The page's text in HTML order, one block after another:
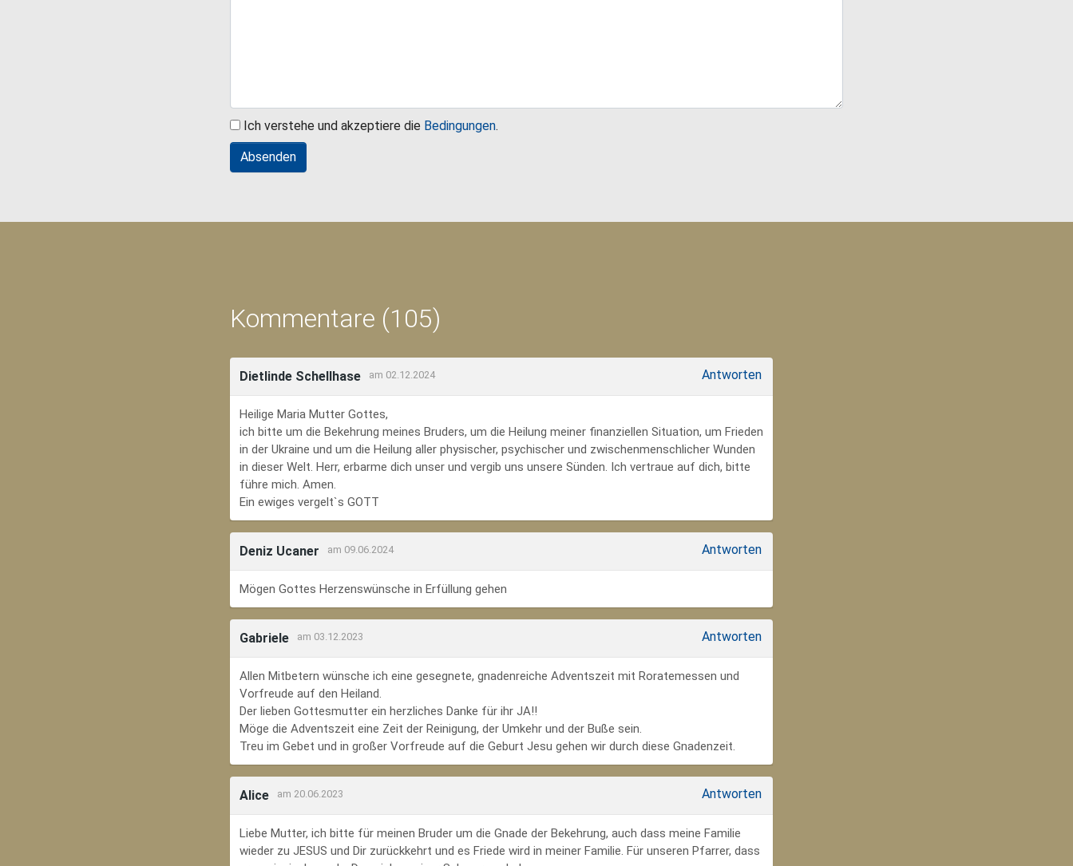
Ich verstehe und akzeptiere die Bedingungen.
Kommentare (105)
Dietlinde Schellhase am 02.12.2024 Antworten
Heilige Maria Mutter Gottes,
ich bitte um die Bekehrung meines Bruders, um die Heilung meiner finanziellen Situation, um Frieden
in der Ukraine und um die Heilung aller physischer, psychischer und zwischenmenschlicher Wunden
in dieser Welt. Herr, erbarme dich unser und vergib uns unsere Sünden. Ich vertraue auf dich, bitte
führe mich. Amen.
Ein ewiges vergelt`s GOTT
Deniz Ucaner am 09.06.2024 Antworten
Mögen Gottes Herzenswünsche in Erfüllung gehen
Gabriele am 03.12.2023 Antworten
Allen Mitbetern wünsche ich eine gesegnete, gnadenreiche Adventszeit mit Roratemessen und
Vorfreude auf den Heiland.
Der lieben Gottesmutter ein herzliches Danke für ihr JA!!
Möge die Adventszeit eine Zeit der Reinigung, der Umkehr und der Buße sein.
Treu im Gebet und in großer Vorfreude auf die Geburt Jesu gehen wir durch diese Gnadenzeit.
Alice am 20.06.2023 Antworten
Liebe Mutter, ich bitte für meinen Bruder um die Gnade der Bekehrung, auch dass meine Familie
wieder zu JESUS und Dir zurückkehrt und es Friede wird in meiner Familie. Für unseren Pfarrer, dass